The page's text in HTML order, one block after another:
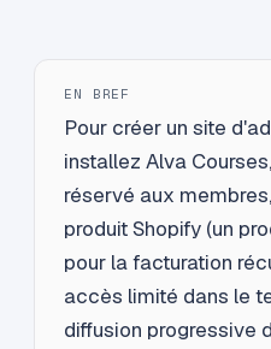
EN BREF
Pour créer un site
installez Alva
réservé aux
produit Shopify (un
pour la facturation
accès limité dans le
diffusion progressive